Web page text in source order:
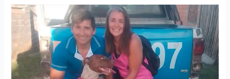
«Emotivo
Reencuentro:
Familia
Recupera
a
su